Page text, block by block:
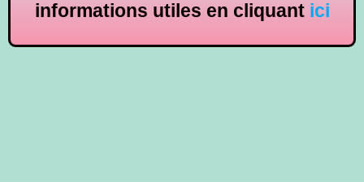
informations utiles en cliquant ici